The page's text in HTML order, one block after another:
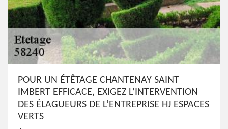
POUR UN ÉTÊTAGE CHANTENAY SAINT
IMBERT EFFICACE, EXIGEZ L’INTERVENTION
DES ÉLAGUEURS DE L’ENTREPRISE HJ ESPACES
VERTS